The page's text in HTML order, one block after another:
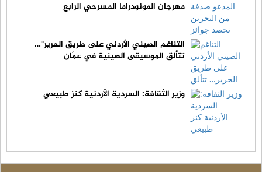
مهرجان المونودراما المسرحي الرابع
التناغم الصيني الأردني على طريق الحرير"…
تتألق الموسيقى الصينية في عمّان
وزير الثقافة: السردية الأردنية كنز طبيعي